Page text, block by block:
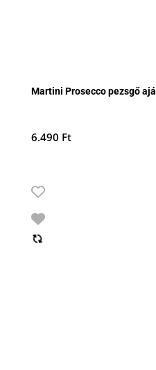
Martini Prosecco pezsgő
6.490 Ft